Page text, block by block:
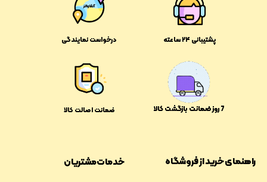
پشتیبانی ۲۴ ساعته درخواست نمایندگی
ضمانت اصالت کالا
راهنمای خرید از فروشگاه خدمات مشتریان
​​7 روز ضمانت بازگشت کالا